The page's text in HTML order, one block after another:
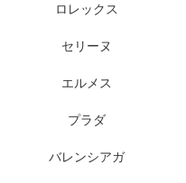
ロレックス
セリーヌ
エルメス
プラダ
バレンシアガ